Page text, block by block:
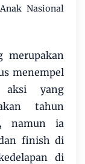
Nasional
merupakan
menempel
aksi yang
tahun
namun ia
finish di
di